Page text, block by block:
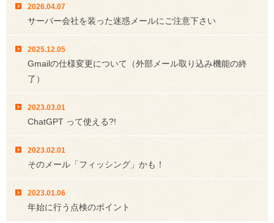
2026.04.07
サーバー会社を装った迷惑メールにご注意下さい
2025.12.05
Gmailの仕様変更について（外部メール取り込み機能の終
了）
2023.03.01
ChatGPT って使える?!
2023.02.01
そのメール「フィッシング」かも！
2023.01.06
年始に行う点検のポイント